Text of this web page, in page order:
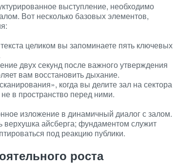
выступление, необходимо
Вот несколько базовых элементов,
целиком вы запоминаете пять ключевых
двух секунд после важного утверждения
вам восстановить дыхание.
когда вы делите зал на сектора
в пространство перед ними.
изложение в динамичный диалог с залом.
айсберга; фундаментом служит
под реакцию публики.
роста